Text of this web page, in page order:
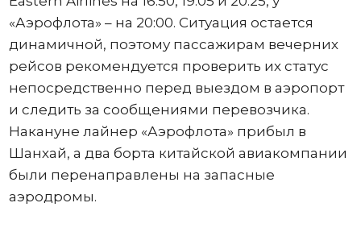
«Аэрофлота» – на 20:00. Ситуация остается
динамичной, поэтому пассажирам вечерних
рейсов рекомендуется проверить их статус
непосредственно перед выездом в аэропорт
и следить за сообщениями перевозчика.
Накануне лайнер «Аэрофлота» прибыл в
Шанхай, а два борта китайской авиакомпании
были перенаправлены на запасные
аэродромы.